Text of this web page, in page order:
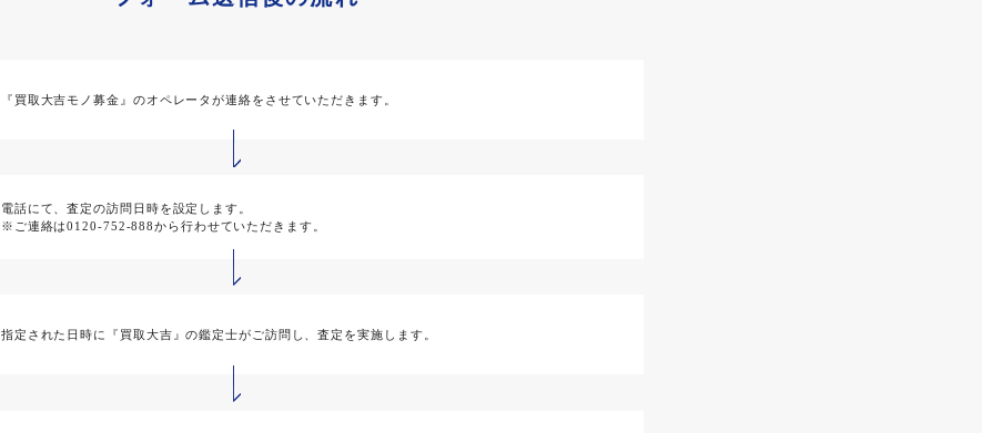
『買取大吉モノ募金』のオペレータが連絡をさせていただきます。
電話にて、査定の訪問日時を設定します。
※ご連絡は0120-752-888から行わせていただきます。
指定された日時に『買取大吉』の鑑定士がご訪問し、査定を実施します。